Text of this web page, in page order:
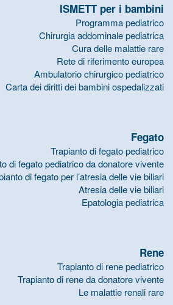
ISMETT per i bambini
Programma pediatrico
Chirurgia addominale pediatrica
Cura delle malattie rare
Rete di riferimento europea
Ambulatorio chirurgico pediatrico
Carta dei diritti dei bambini ospedalizzati
Fegato
Trapianto di fegato pediatrico
di fegato pediatrico da donatore vivente
di fegato per l’atresia delle vie biliari
Atresia delle vie biliari
Epatologia pediatrica
Rene
Trapianto di rene pediatrico
Trapianto di rene da donatore vivente
Le malattie renali rare